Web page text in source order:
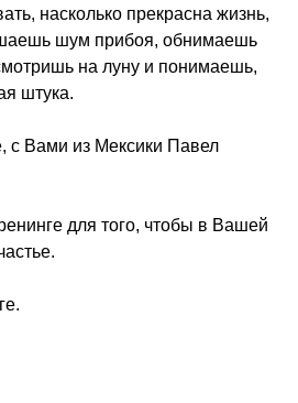
насколько прекрасна жизнь,
шум прибоя, обнимаешь
на луну и понимаешь,
штука.
с Вами из Мексики Павел
для того, чтобы в Вашей